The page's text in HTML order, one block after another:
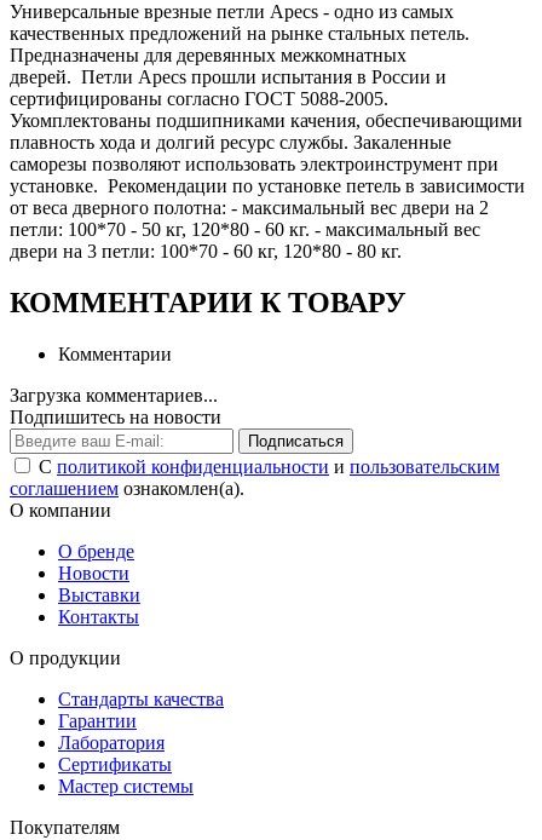
Универсальные врезные петли Apecs - одно из самых
качественных предложений на рынке стальных петель.
Предназначены для деревянных межкомнатных
дверей. Петли Apecs прошли испытания в России и
сертифицированы согласно ГОСТ 5088-2005.
Укомплектованы подшипниками качения, обеспечивающими
плавность хода и долгий ресурс службы. Закаленные
саморезы позволяют использовать электроинструмент при
установке. Рекомендации по установке петель в зависимости
от веса дверного полотна: - максимальный вес двери на 2
петли: 100*70 - 50 кг, 120*80 - 60 кг. - максимальный вес
двери на 3 петли: 100*70 - 60 кг, 120*80 - 80 кг.
КОММЕНТАРИИ К ТОВАРУ
Комментарии
Загрузка комментариев...
Подпишитесь на новости
Подписаться
С политикой конфиденциальности и пользовательским
соглашением ознакомлен(а).
О компании
О бренде
Новости
Выставки
Контакты
О продукции
Стандарты качества
Гарантии
Лаборатория
Сертификаты
Мастер системы
Покупателям